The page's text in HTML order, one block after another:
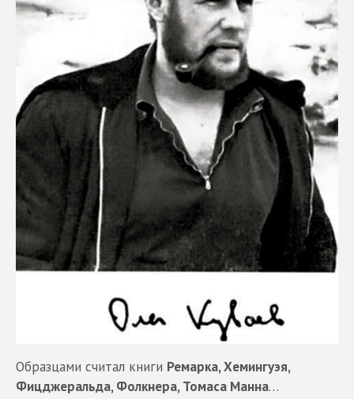
Образцами считал книги Ремарка, Хемингуэя,
Фицджеральда, Фолкнера, Томаса Манна…